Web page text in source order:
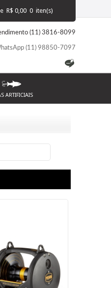
0 iten(s)
R$ 0,00
(11) 3816-8099
(11) 98850-7097
ARTIFICIAIS